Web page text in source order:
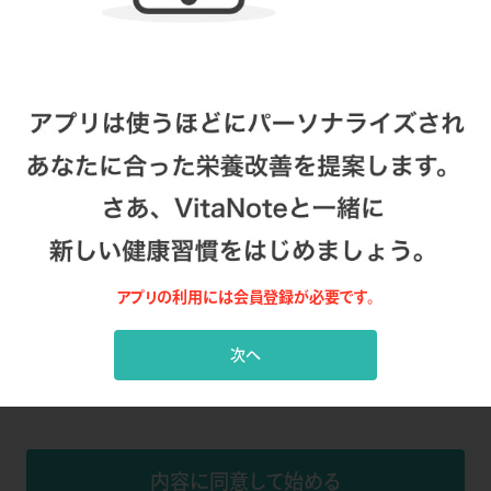
アプリの利用には会員登録が必要です。
次へ
あんしんサービス
自由に商品を削除/追加 できます。
簡単にお届けをスキップできます。
いつでも停止・解約が可能です。
内容に同意して始める